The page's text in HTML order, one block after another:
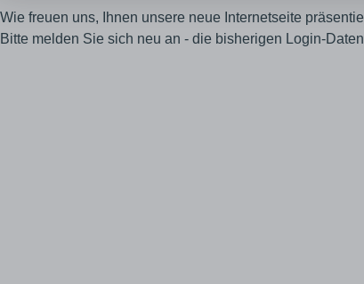
Wie freuen uns, Ihnen unsere neue Internetseite
Bitte melden Sie sich neu an - die bisherigen Login-